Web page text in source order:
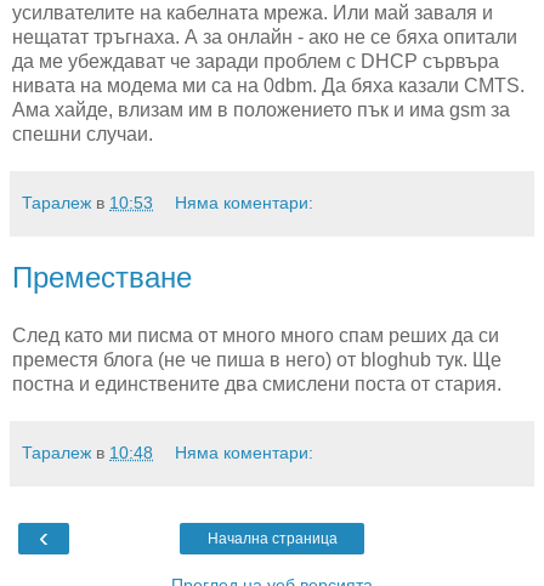
усилвателите на кабелната мрежа. Или май заваля и
нещатат тръгнаха. А за онлайн - ако не се бяха опитали
да ме убеждават че заради проблем с DHCP сървъра
нивата на модема ми са на 0dbm. Да бяха казали CMTS.
Ама хайде, влизам им в положението пък и има gsm за
спешни случаи.
Таралеж в 10:53 Няма коментари:
Преместване
След като ми писма от много много спам реших да си
преместя блога (не че пиша в него) от bloghub тук. Ще
постна и единствените два смислени поста от стария.
Таралеж в 10:48 Няма коментари:
‹ Начална страница